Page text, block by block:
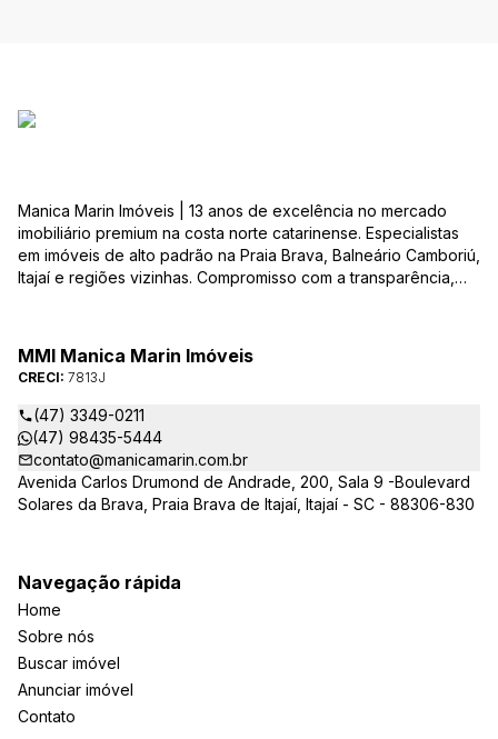
Manica Marin Imóveis | 13 anos de excelência no mercado
imobiliário premium na costa norte catarinense. Especialistas
em imóveis de alto padrão na Praia Brava, Balneário Camboriú,
Itajaí e regiões vizinhas. Compromisso com a transparência,
entende e valoriza seu investimento.
MMI Manica Marin Imóveis
CRECI: 7813J
(47) 3349-0211
(47) 98435-5444
contato@manicamarin.com.br
Avenida Carlos Drumond de Andrade, 200, Sala 9 -Boulevard
Solares da Brava, Praia Brava de Itajaí, Itajaí - SC - 88306-830
Navegação rápida
Home
Sobre nós
Buscar imóvel
Anunciar imóvel
Contato